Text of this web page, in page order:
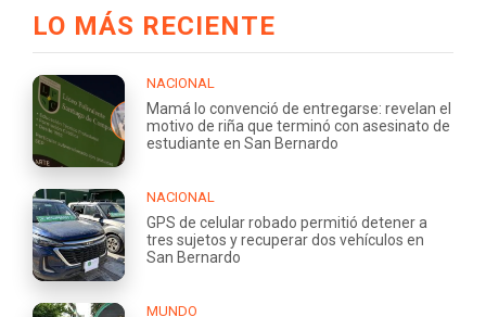
LO MÁS RECIENTE
NACIONAL
Mamá lo convenció de entregarse: revelan el
motivo de riña que terminó con asesinato de
estudiante en San Bernardo
NACIONAL
GPS de celular robado permitió detener a
tres sujetos y recuperar dos vehículos en
San Bernardo
MUNDO